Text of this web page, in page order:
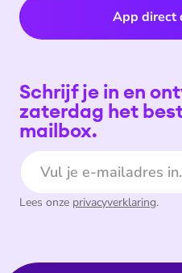
App direct
Schrijf je in en
zaterdag het
mailbox.
E-mailadres
Lees onze privacyverklaring.